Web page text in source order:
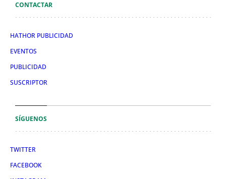
CONTACTAR
HATHOR PUBLICIDAD
EVENTOS
PUBLICIDAD
SUSCRIPTOR
SÍGUENOS
TWITTER
FACEBOOK